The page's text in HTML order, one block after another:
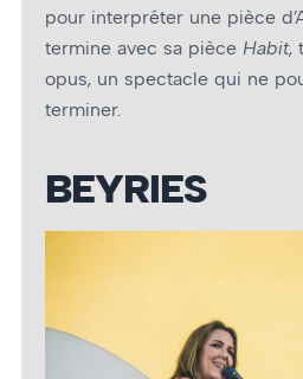
pour interpréter une pièce
termine avec sa pièce Habit,
opus, un spectacle qui ne
terminer.
BEYRIES